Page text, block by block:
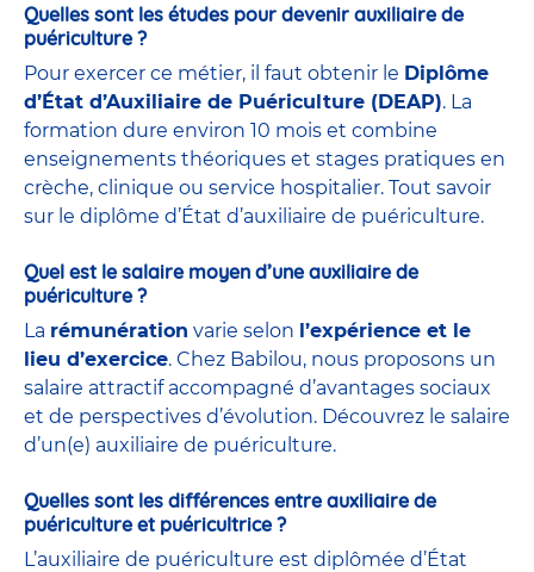
Quelles sont les études pour devenir auxiliaire de
puériculture ?
Pour exercer ce métier, il faut obtenir le Diplôme
d’État d’Auxiliaire de Puériculture (DEAP). La
formation dure environ 10 mois et combine
enseignements théoriques et stages pratiques en
crèche, clinique ou service hospitalier. Tout savoir
sur le diplôme d’État d’auxiliaire de puériculture.
Quel est le salaire moyen d’une auxiliaire de
puériculture ?
La rémunération varie selon l’expérience et le
lieu d’exercice. Chez Babilou, nous proposons un
salaire attractif accompagné d’avantages sociaux
et de perspectives d’évolution. Découvrez le salaire
d’un(e) auxiliaire de puériculture.
Quelles sont les différences entre auxiliaire de
puériculture et puéricultrice ?
L’auxiliaire de puériculture est diplômée d’État